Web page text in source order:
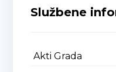
Službene
Akti Grada